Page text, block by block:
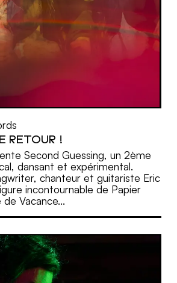
MORE
RETOUR !
Second Guessing, un 2ème
dansant et expérimental.
chanteur et guitariste Eric
incontournable de Papier
Vacance...